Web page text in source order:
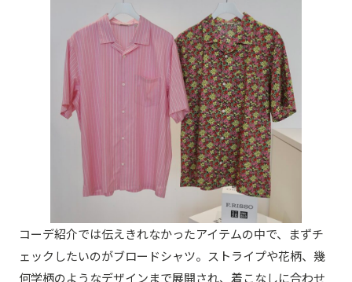
コーデ紹介では伝えきれなかったアイテムの中で、まずチ
ェックしたいのがブロードシャツ。ストライプや花柄、幾
何学柄のようなデザインまで展開され、着こなしに合わせ